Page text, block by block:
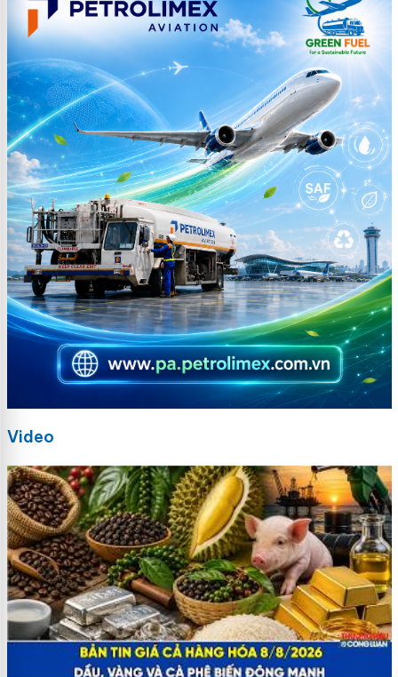
Video